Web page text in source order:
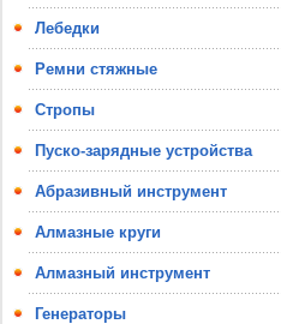
Лебедки
Ремни стяжные
Стропы
Пуско-зарядные устройства
Абразивный инструмент
Алмазные круги
Алмазный инструмент
Генераторы